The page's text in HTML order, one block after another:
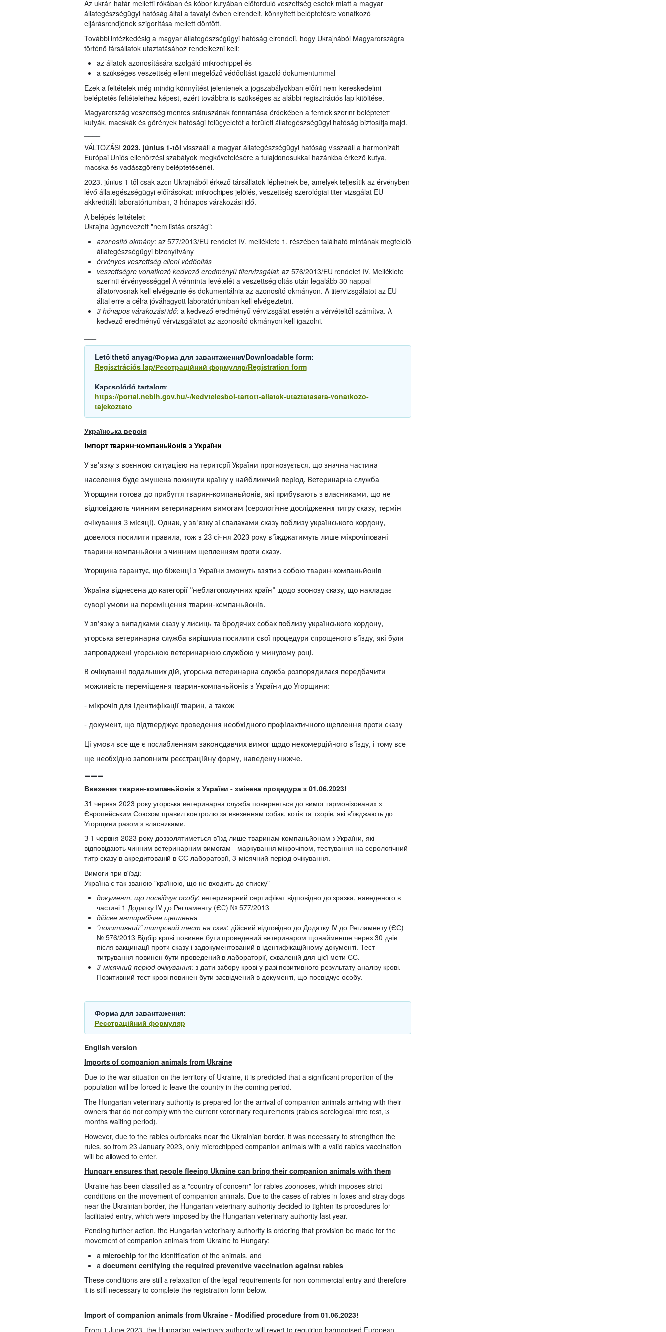
Az ukrán határ melletti rókában és kóbor kutyában előforduló veszettség esetek miatt a magyar
állategészségügyi hatóság által a tavalyi évben elrendelt, könnyített beléptetésre vonatkozó
eljárásrendjének szigorítása mellett döntött.
További intézkedésig a magyar állategészségügyi hatóság elrendeli, hogy Ukrajnából Magyarországra
történő társállatok utaztatásához rendelkezni kell:
az állatok azonosítására szolgáló mikrochippel és
a szükséges veszettség elleni megelőző védőoltást igazoló dokumentummal
Ezek a feltételek még mindig könnyítést jelentenek a jogszabályokban előírt nem-kereskedelmi
beléptetés feltételeihez képest, ezért továbbra is szükséges az alábbi regisztrációs lap kitöltése.
Magyarország veszettség mentes státuszának fenntartása érdekében a fentiek szerint beléptetett
kutyák, macskák és görények hatósági felügyeletét a területi állategészségügyi hatóság biztosítja majd.
VÁLTOZÁS! 2023. június 1-től visszaáll a magyar állategészségügyi hatóság visszaáll a harmonizált
Európai Uniós ellenőrzési szabályok megkövetelésére a tulajdonosukkal hazánkba érkező kutya,
macska és vadászgörény beléptetésénél.
2023. június 1-től csak azon Ukrajnából érkező társállatok léphetnek be, amelyek teljesítik az érvényben
lévő állategészségügyi előírásokat: mikrochipes jelölés, veszettség szerológiai titer vizsgálat EU
akkreditált laboratóriumban, 3 hónapos várakozási idő.
A belépés feltételei:
Ukrajna úgynevezett "nem listás ország":
azonosító okmány: az 577/2013/EU rendelet IV. melléklete 1. részében található mintának megfelelő
állategészségügyi bizonyítvány
érvényes veszettség elleni védőoltás
veszettségre vonatkozó kedvező eredményű titervizsgálat: az 576/2013/EU rendelet IV. Melléklete
szerinti érvényességgel A vérminta levételét a veszettség oltás után legalább 30 nappal
állatorvosnak kell elvégeznie és dokumentálnia az azonosító okmányon. A titervizsgálatot az EU
által erre a célra jóváhagyott laboratóriumban kell elvégeztetni.
3 hónapos várakozási idő: a kedvező eredményű vérvizsgálat esetén a vérvételtől számítva. A
kedvező eredményű vérvizsgálatot az azonosító okmányon kell igazolni.
Letölthető anyag/Форма для завантаження/Downloadable form:
Regisztrációs lap/Реєстраційний формуляр/Registration form
Kapcsolódó tartalom:
https://portal.nebih.gov.hu/-/kedvtelesbol-tartott-allatok-utaztatasara-vonatkozo-
tajekoztato
Українська версія
Імпорт тварин-компаньйонів з України
У зв'язку з воєнною ситуацією на території України прогнозується, що значна частина
населення буде змушена покинути країну у найближчий період. Ветеринарна служба
Угорщини готова до прибуття тварин-компаньйонів, які прибувають з власниками, що не
відповідають чинним ветеринарним вимогам (серологічне дослідження титру сказу, термін
очікування 3 місяці). Однак, у зв'язку зі спалахами сказу поблизу українського кордону,
довелося посилити правила, тож з 23 січня 2023 року в'їжджатимуть лише мікрочіповані
тварини-компаньйони з чинним щепленням проти сказу.
Угорщина гарантує, що біженці з України зможуть взяти з собою тварин-компаньйонів
Україна віднесена до категорії "неблагополучних країн" щодо зоонозу сказу, що накладає
суворі умови на переміщення тварин-компаньйонів.
У зв'язку з випадками сказу у лисиць та бродячих собак поблизу українського кордону,
угорська ветеринарна служба вирішила посилити свої процедури спрощеного в'їзду, які були
запроваджені угорською ветеринарною службою у минулому році.
В очікуванні подальших дій, угорська ветеринарна служба розпорядилася передбачити
можливість переміщення тварин-компаньйонів з України до Угорщини:
- мікрочіп для ідентифікації тварин, а також
- документ, що підтверджує проведення необхідного профілактичного щеплення проти сказу
Ці умови все ще є послабленням законодавчих вимог щодо некомерційного в'їзду, і тому все
ще необхідно заповнити реєстраційну форму, наведену нижче.
___
Ввезення тварин-компаньйонів з України - змінена процедура з 01.06.2023!
З1 червня 2023 року угорська ветеринарна служба повернеться до вимог гармонізованих з
Європейським Союзом правил контролю за ввезенням собак, котів та тхорів, які в'їжджають до
Угорщини разом з власниками.
З 1 червня 2023 року дозволятиметься в'їзд лише тваринам-компаньйонам з України, які
відповідають чинним ветеринарним вимогам - маркування мікрочіпом, тестування на серологічний
титр сказу в акредитованій в ЄС лабораторії, 3-місячний період очікування.
Вимоги при в'їзді:
Україна є так званою "країною, що не входить до списку"
документ, що посвідчує особу: ветеринарний сертифікат відповідно до зразка, наведеного в
частині 1 Додатку IV до Регламенту (ЄС) № 577/2013
дійсне антирабічне щеплення
"позитивний" титровий тест на сказ: дійсний відповідно до Додатку IV до Регламенту (ЄС)
№ 576/2013 Відбір крові повинен бути проведений ветеринаром щонайменше через 30 днів
після вакцинації проти сказу і задокументований в ідентифікаційному документі. Тест
титрування повинен бути проведений в лабораторії, схваленій для цієї мети ЄС.
3-місячний період очікування: з дати забору крові у разі позитивного результату аналізу крові.
Позитивний тест крові повинен бути засвідчений в документі, що посвідчує особу.
Форма для завантаження:
Реєстраційний формуляр
English version
Imports of companion animals from Ukraine
Due to the war situation on the territory of Ukraine, it is predicted that a significant proportion of the
population will be forced to leave the country in the coming period.
The Hungarian veterinary authority is prepared for the arrival of companion animals arriving with their
owners that do not comply with the current veterinary requirements (rabies serological titre test, 3
months waiting period).
However, due to the rabies outbreaks near the Ukrainian border, it was necessary to strengthen the
rules, so from 23 January 2023, only microchipped companion animals with a valid rabies vaccination
will be allowed to enter.
Hungary ensures that people fleeing Ukraine can bring their companion animals with them
Ukraine has been classified as a "country of concern" for rabies zoonoses, which imposes strict
conditions on the movement of companion animals. Due to the cases of rabies in foxes and stray dogs
near the Ukrainian border, the Hungarian veterinary authority decided to tighten its procedures for
facilitated entry, which were imposed by the Hungarian veterinary authority last year.
Pending further action, the Hungarian veterinary authority is ordering that provision be made for the
movement of companion animals from Ukraine to Hungary:
a microchip for the identification of the animals, and
a document certifying the required preventive vaccination against rabies
These conditions are still a relaxation of the legal requirements for non-commercial entry and therefore
it is still necessary to complete the registration form below.
Import of companion animals from Ukraine - Modified procedure from 01.06.2023!
From 1 June 2023, the Hungarian veterinary authority will revert to requiring harmonised European